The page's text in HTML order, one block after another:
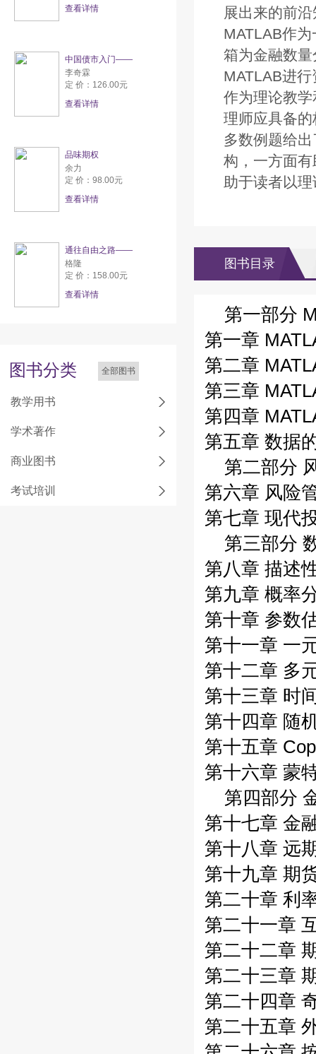
查看详情
中国债市入门——
李奇霖
定 价：126.00元
查看详情
品味期权
余力
定 价：98.00元
查看详情
通往自由之路——
格隆
定 价：158.00元
查看详情
图书分类 全部图书
教学用书
学术著作
商业图书
考试培训
展出来的前
MATLAB作
箱为金融数
MATLAB进
作为理论教
理师应具备
多数例题给
构，一方面
助于读者以
图书目录
第一部分
第一章
第二章
第三章
第四章
第五章 数据
第二部分
第六章 风险
第七章 现代
第三部分
第八章 描述
第九章 概率
第十章 参数
第十一章 一
第十二章 多
第十三章 时
第十四章 随
第十五章
第十六章 蒙
第四部分
第十七章 金
第十八章 远
第十九章 期
第二十章 利
第二十一章
第二十二章
第二十三章
第二十四章
第二十五章